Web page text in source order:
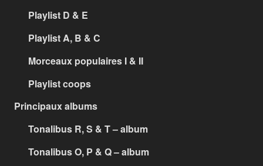
Playlist D & E
Playlist A, B & C
Morceaux populaires I & II
Playlist coops
Principaux albums
Tonalibus R, S & T – album
Tonalibus O, P & Q – album